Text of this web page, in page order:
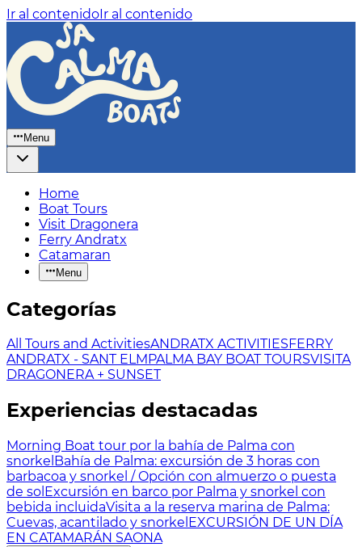
Ir al contenidoIr al contenido
Menu
Home
Boat Tours
Visit Dragonera
Ferry Andratx
Catamaran
Menu
Categorías
All Tours and ActivitiesANDRATX ACTIVITIES FERRY
ANDRATX - SANT ELM PALMA BAY BOAT TOURSVISITA
DRAGONERA + SUNSET
Experiencias destacadas
Morning Boat tour por la bahía de Palma con
snorkel Bahía de Palma: excursión de 3 horas con
barbacoa y snorkel / Opción con almuerzo o puesta
de sol Excursión en barco por Palma y snorkel con
bebida incluidaVisita a la reserva marina de Palma:
Cuevas, acantilado y snorkel EXCURSIÓN DE UN DÍA
EN CATAMARÁN SAONA